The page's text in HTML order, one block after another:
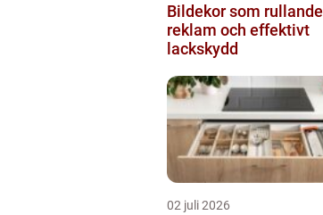
Bildekor som rullande
reklam och effektivt
lackskydd
02 juli 2026